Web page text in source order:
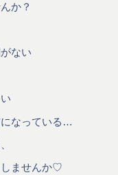
か？
ない
になっている…
しませんか♡